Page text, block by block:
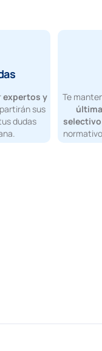
expertos y
sus
dudas
Te
selectivo